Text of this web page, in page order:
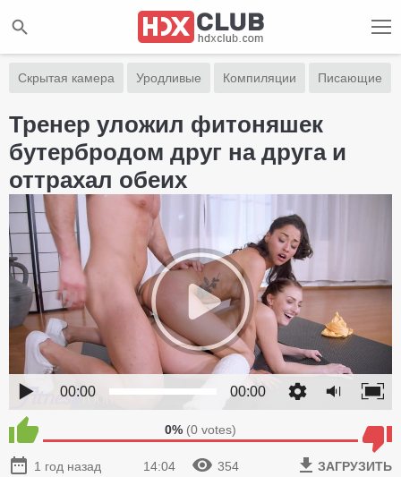
Скрытая камера Уродливые Компиляции Писающие
Тренер уложил фитоняшек
бутербродом друг на друга и
оттрахал обеих
00:00 00:00
0% (0 votes)
1 год назад 14:04 354 ЗАГРУЗИТЬ